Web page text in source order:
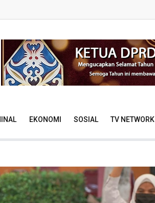
EKONOMI SOSIAL TV NETWORK